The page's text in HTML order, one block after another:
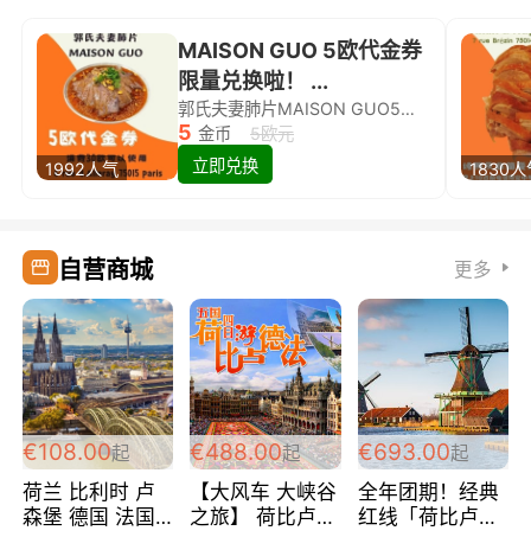
1992人气
MAISON GUO 5欧代金券
限量兑换啦！ ...
郭氏夫妻肺片MAISON GUO5欧代金券限量兑换啦！
5 金币
5欧元
立即兑换
1830人
自营商城 更多
€108.00起
荷兰 比利时 卢
森堡 德国 法国
€488.00起
【大风车 大峡谷
之旅】 荷比卢德
€693.00起
全年团期！经典
红线「荷比卢德